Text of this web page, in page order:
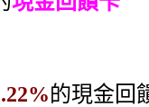
的現金回